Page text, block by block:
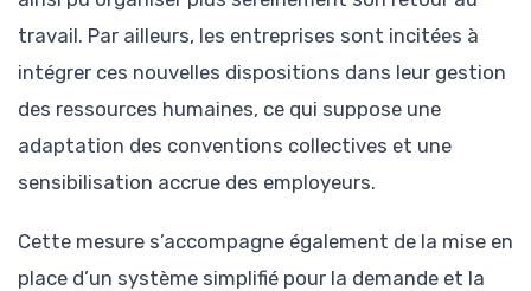
travail. Par ailleurs, les entreprises sont incitées à
intégrer ces nouvelles dispositions dans leur gestion
des ressources humaines, ce qui suppose une
adaptation des conventions collectives et une
sensibilisation accrue des employeurs.
Cette mesure s’accompagne également de la mise en
place d’un système simplifié pour la demande et la